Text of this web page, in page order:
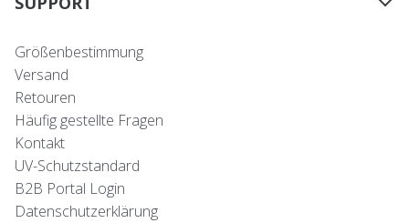
Größenbestimmung
Versand
Retouren
Häufig gestellte Fragen
Kontakt
UV-Schutzstandard
B2B Portal Login
Datenschutzerklärung